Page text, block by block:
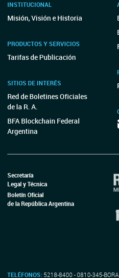
INSTITUCIONAL
Misión, Visión e Historia
PRODUCTOS Y SERVICIOS
Tarifas de Publicación
SITIOS DE INTERÉS
Red de Boletines Oficiales
de la R. A.
BFA Blockchain Federal
Argentina
Secretaría
Legal y Técnica
Boletín Oficial
de la República Argentina
TELÉFONOS: 5218-8400 - 0810-345-